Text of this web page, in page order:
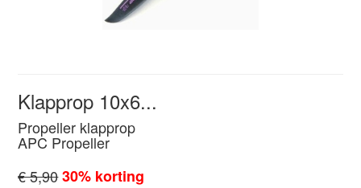
Klapprop 10x6...
Propeller klapprop
APC Propeller
€ 5,9030% korting